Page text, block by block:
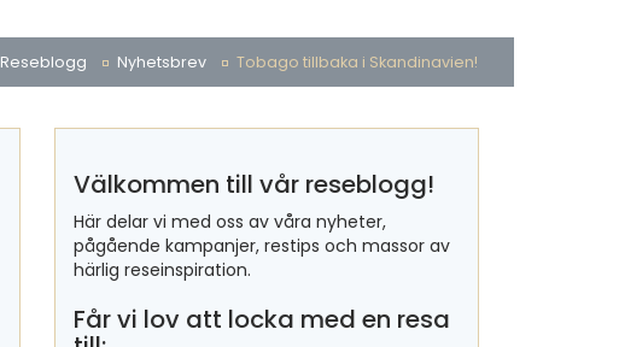
Reseblogg Nyhetsbrev Tobago tillbaka i Skandinavien!
Välkommen till vår reseblogg!
Här delar vi med oss av våra nyheter,
pågående kampanjer, restips och massor av
härlig reseinspiration.
Får vi lov att locka med en resa